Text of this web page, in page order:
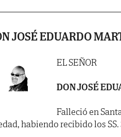
JOSÉ EDUARDO
EL SEÑOR
DON JOSÉ
Falleció en
habiendo recibido los SS.